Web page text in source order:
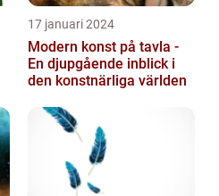
17 januari 2024
Modern konst på tavla -
En djupgående inblick i
den konstnärliga världen